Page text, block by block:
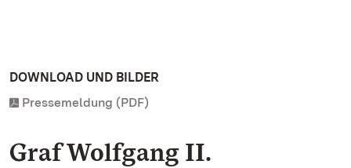
DOWNLOAD UND BILDER
Pressemeldung (PDF)
Graf Wolfgang II.